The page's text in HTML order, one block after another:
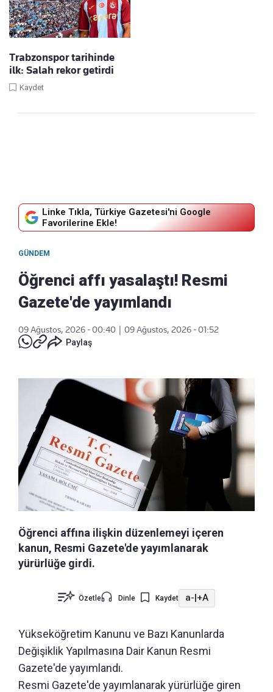
Trabzonspor tarihinde
ilk: Salah rekor getirdi
Kaydet
Linke Tıkla, Türkiye Gazetesi'ni Google
Favorilerine Ekle!
GÜNDEM
Öğrenci affı yasalaştı! Resmi
Gazete'de yayımlandı
09 Ağustos, 2026 - 00:40
09 Ağustos, 2026 - 01:52
Paylaş
Öğrenci affına ilişkin düzenlemeyi içeren
kanun, Resmi Gazete'de yayımlanarak
yürürlüğe girdi.
Özetle Dinle Kaydet a- +A
Yükseköğretim Kanunu ve Bazı Kanunlarda
Değişiklik Yapılmasına Dair Kanun Resmi
Gazete'de yayımlandı.
Resmi Gazete'de yayımlanarak yürürlüğe giren